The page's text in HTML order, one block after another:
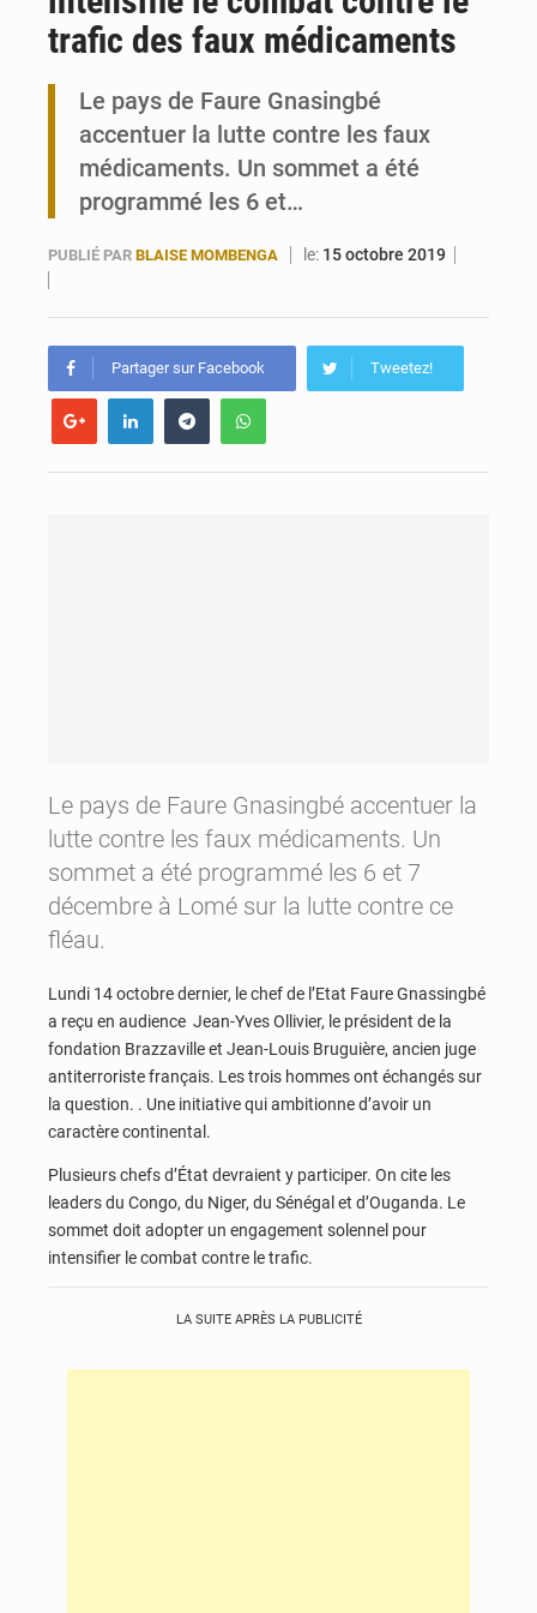
Travail domestique non rémunéré : à Saly, l’Afrique veut en mesurer la valeur
trafic des faux médicaments
Le pays de Faure Gnasingbé
accentuer la lutte contre les faux
médicaments. Un sommet a été
programmé les 6 et…
PUBLIÉ PAR BLAISE MOMBENGA le: 15 octobre 2019
Partager sur Facebook Tweetez!
Le pays de Faure Gnasingbé accentuer la
lutte contre les faux médicaments. Un
sommet a été programmé les 6 et 7
décembre à Lomé sur la lutte contre ce
fléau.
Lundi 14 octobre dernier, le chef de l’Etat Faure Gnassingbé
a reçu en audience Jean-Yves Ollivier, le président de la
fondation Brazzaville et Jean-Louis Bruguière, ancien juge
antiterroriste français. Les trois hommes ont échangés sur
la question. . Une initiative qui ambitionne d’avoir un
caractère continental.
Plusieurs chefs d’État devraient y participer. On cite les
leaders du Congo, du Niger, du Sénégal et d’Ouganda. Le
sommet doit adopter un engagement solennel pour
intensifier le combat contre le trafic.
LA SUITE APRÈS LA PUBLICITÉ